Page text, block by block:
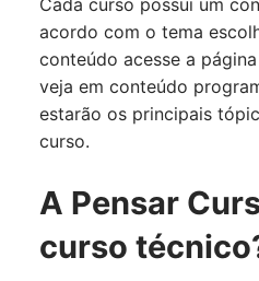
Cada curso possui um
acordo com o tema
conteúdo acesse a
veja em conteúdo
estarão os principais
curso.
A Pensar
curso